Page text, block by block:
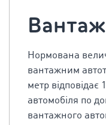
Нормована
вантажним
метр відповідає
автомобіля по
вантажного